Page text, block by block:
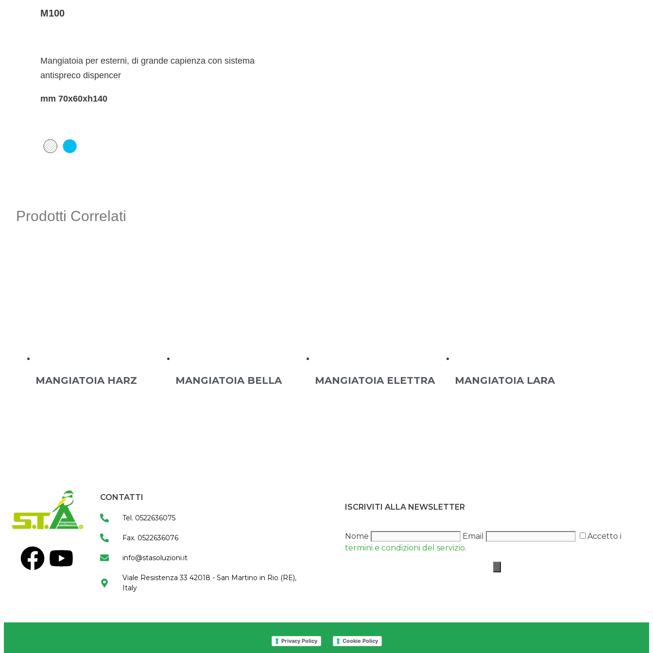
M100
Mangiatoia per esterni, di grande capienza con sistema
antispreco dispencer
mm 70x60xh140
Prodotti Correlati
MANGIATOIA HARZ MANGIATOIA BELLA MANGIATOIA ELETTRA MANGIATOIA LARA
CONTATTI
Tel. 0522636075
Fax. 0522636076
info@stasoluzioni.it
Viale Resistenza 33 42018 - San Martino in Rio (RE),
Italy
ISCRIVITI ALLA NEWSLETTER
Nome Email
Accetto i
termini e condizioni del servizio.
Privacy Policy Cookie Policy